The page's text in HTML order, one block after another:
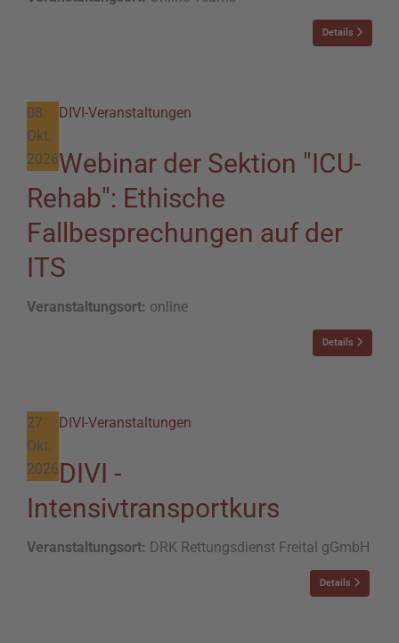
Details
08
Okt.
2026
DIVI-Veranstaltungen
Webinar der Sektion "ICU-
Rehab": Ethische
Fallbesprechungen auf der
ITS
Veranstaltungsort: online
Details
27
Okt.
2026
DIVI-Veranstaltungen
DIVI -
Intensivtransportkurs
Veranstaltungsort: DRK Rettungsdienst Freital gGmbH
Details